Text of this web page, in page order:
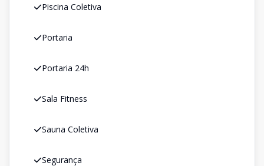
Piscina Coletiva
Portaria
Portaria 24h
Sala Fitness
Sauna Coletiva
Segurança